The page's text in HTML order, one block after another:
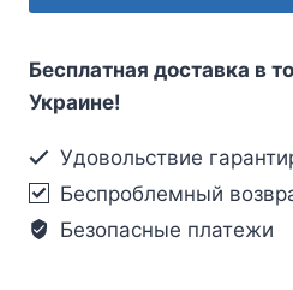
Бесплатная доставка в
Украине!
Удовольствие
Беспроблемный
Безопасные платежи